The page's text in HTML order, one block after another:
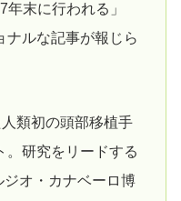
末に行われる」
ルな記事が報じら
類初の頭部移植手
。研究をリードする
オ・カナベーロ博